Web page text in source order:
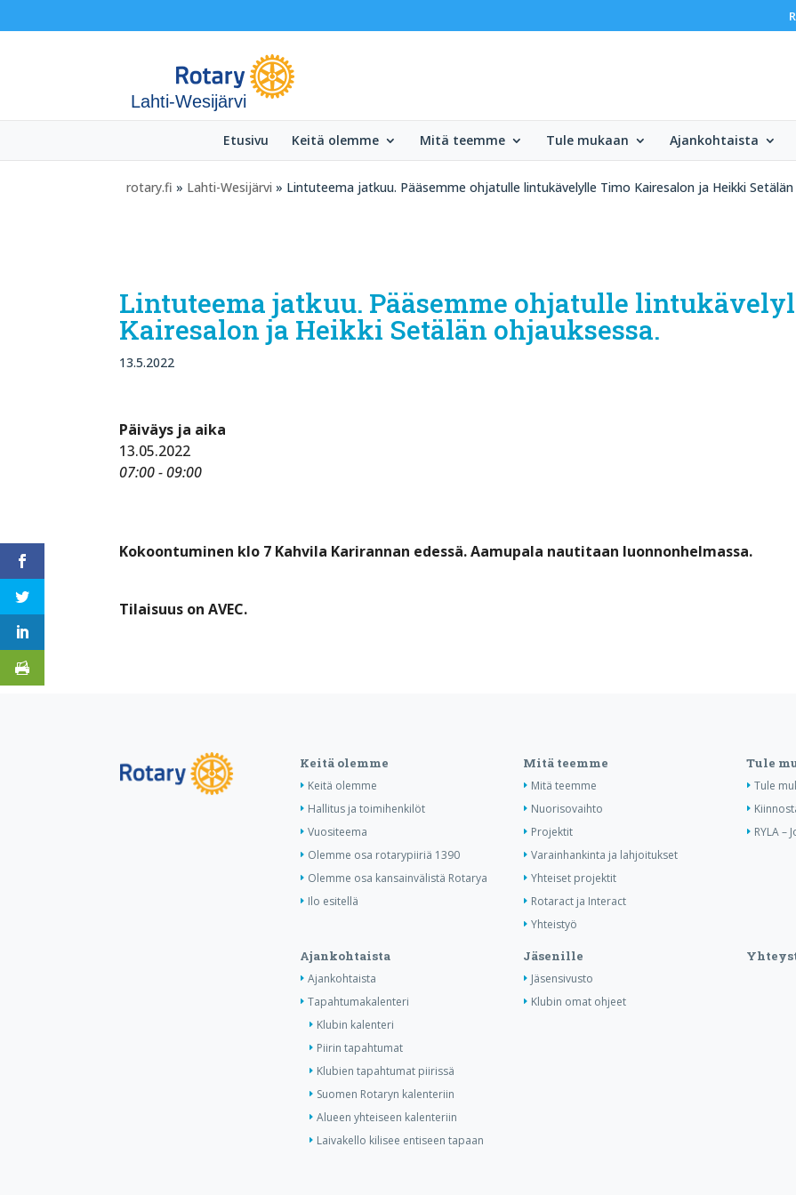
Lahti-Wesijärvi
Etusivu Keitä olemme Mitä teemme Tule mukaan Ajankohtaista
rotary.fi » Lahti-Wesijärvi » Lintuteema jatkuu. Pääsemme ohjatulle lintukävelylle Timo Kairesalon ja Heikki Setälän
Lintuteema jatkuu. Pääsemme ohjatulle
Kairesalon ja Heikki Setälän ohjauksessa.
13.5.2022
Päiväys ja aika
13.05.2022
07:00 - 09:00
Kokoontuminen klo 7 Kahvila Karirannan edessä. Aamupala nautitaan luonnonhelmassa.
Tilaisuus on AVEC.
Keitä olemme
Keitä olemme
Hallitus ja toimihenkilöt
Vuositeema
Olemme osa rotarypiiriä 1390
Olemme osa kansainvälistä Rotarya
Ilo esitellä
Mitä teemme
Mitä teemme
Nuorisovaihto
Projektit
Varainhankinta ja lahjoitukset
Yhteiset projektit
Rotaract ja Interact
Yhteistyö
Tule
Tule
RYLA –
Ajankohtaista
Ajankohtaista
Tapahtumakalenteri
Klubin kalenteri
Piirin tapahtumat
Klubien tapahtumat piirissä
Suomen Rotaryn kalenteriin
Alueen yhteiseen kalenteriin
Laivakello kilisee entiseen tapaan
Jäsenille
Jäsensivusto
Klubin omat ohjeet